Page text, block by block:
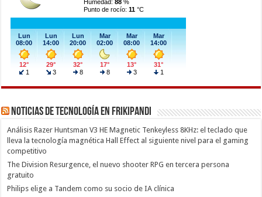
Noticias de Tecnología en Frikipandi
Análisis Razer Huntsman V3 HE Magnetic Tenkeyless 8KHz: el teclado que
lleva la tecnología magnética Hall Effect al siguiente nivel para el gaming
competitivo
The Division Resurgence, el nuevo shooter RPG en tercera persona
gratuito
Philips elige a Tandem como su socio de IA clínica